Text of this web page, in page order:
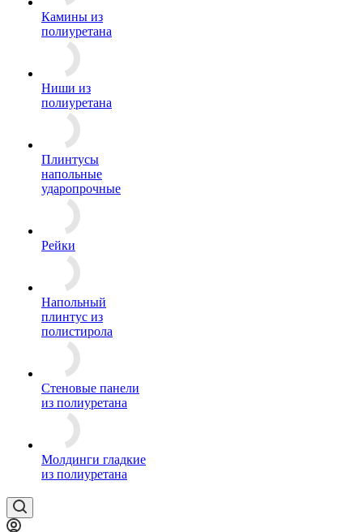
Камины из
полиуретана
Ниши из
полиуретана
Плинтусы
напольные
ударопрочные
Рейки
Напольный
плинтус из
полистирола
Стеновые панели
из полиуретана
Молдинги гладкие
из полиуретана